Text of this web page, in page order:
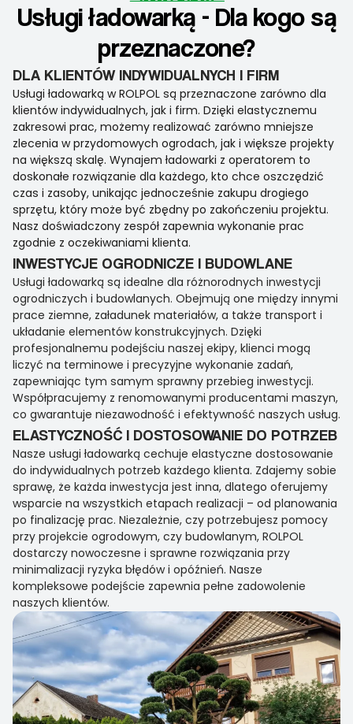
Usługi ładowarką - Dla kogo są
przeznaczone?
DLA KLIENTÓW INDYWIDUALNYCH I FIRM
Usługi ładowarką w ROLPOL są przeznaczone zarówno dla
klientów indywidualnych, jak i firm. Dzięki elastycznemu
zakresowi prac, możemy realizować zarówno mniejsze
zlecenia w przydomowych ogrodach, jak i większe projekty
na większą skalę. Wynajem ładowarki z operatorem to
doskonałe rozwiązanie dla każdego, kto chce oszczędzić
czas i zasoby, unikając jednocześnie zakupu drogiego
sprzętu, który może być zbędny po zakończeniu projektu.
Nasz doświadczony zespół zapewnia wykonanie prac
zgodnie z oczekiwaniami klienta.
INWESTYCJE OGRODNICZE I BUDOWLANE
Usługi ładowarką są idealne dla różnorodnych inwestycji
ogrodniczych i budowlanych. Obejmują one między innymi
prace ziemne, załadunek materiałów, a także transport i
układanie elementów konstrukcyjnych. Dzięki
profesjonalnemu podejściu naszej ekipy, klienci mogą
liczyć na terminowe i precyzyjne wykonanie zadań,
zapewniając tym samym sprawny przebieg inwestycji.
Współpracujemy z renomowanymi producentami maszyn,
co gwarantuje niezawodność i efektywność naszych usług.
ELASTYCZNOŚĆ I DOSTOSOWANIE DO POTRZEB
Nasze usługi ładowarką cechuje elastyczne dostosowanie
do indywidualnych potrzeb każdego klienta. Zdajemy sobie
sprawę, że każda inwestycja jest inna, dlatego oferujemy
wsparcie na wszystkich etapach realizacji – od planowania
po finalizację prac. Niezależnie, czy potrzebujesz pomocy
przy projekcie ogrodowym, czy budowlanym, ROLPOL
dostarczy nowoczesne i sprawne rozwiązania przy
minimalizacji ryzyka błędów i opóźnień. Nasze
kompleksowe podejście zapewnia pełne zadowolenie
naszych klientów.